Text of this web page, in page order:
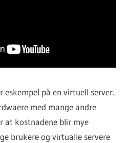
eskempel på en virtuell server.
med mange andre
at kostnadene blir mye
brukere og virtualle servere